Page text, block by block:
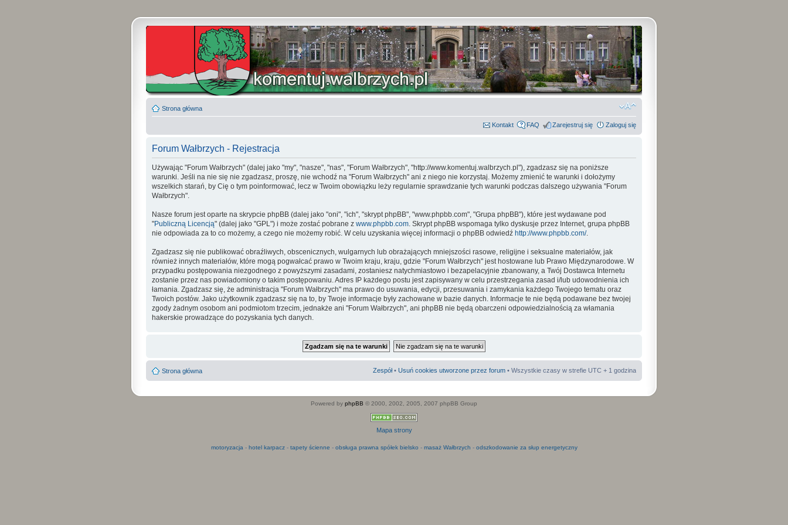
Strona główna
Kontakt FAQ Zarejestruj się Zaloguj się
Forum Wałbrzych - Rejestracja
Używając "Forum Wałbrzych" (dalej jako "my", "nasze", "nas", "Forum Wałbrzych", "http://www.komentuj.walbrzych.pl"), zgadzasz się na poniższe
warunki. Jeśli na nie się nie zgadzasz, proszę, nie wchodź na "Forum Wałbrzych" ani z niego nie korzystaj. Możemy zmienić te warunki i dołożymy
wszelkich starań, by Cię o tym poinformować, lecz w Twoim obowiązku leży regularnie sprawdzanie tych warunki podczas dalszego używania "Forum
Wałbrzych".
Nasze forum jest oparte na skrypcie phpBB (dalej jako "oni", "ich", "skrypt phpBB", "www.phpbb.com", "Grupa phpBB"), które jest wydawane pod
"Publiczną Licencją" (dalej jako "GPL") i może zostać pobrane z www.phpbb.com. Skrypt phpBB wspomaga tylko dyskusje przez Internet, grupa phpBB
nie odpowiada za to co możemy, a czego nie możemy robić. W celu uzyskania więcej informacji o phpBB odwiedź http://www.phpbb.com/.
Zgadzasz się nie publikować obraźliwych, obscenicznych, wulgarnych lub obrażających mniejszości rasowe, religijne i seksualne materiałów, jak
również innych materiałów, które mogą pogwałcać prawo w Twoim kraju, kraju, gdzie "Forum Wałbrzych" jest hostowane lub Prawo Międzynarodowe. W
przypadku postępowania niezgodnego z powyższymi zasadami, zostaniesz natychmiastowo i bezapelacyjnie zbanowany, a Twój Dostawca Internetu
zostanie przez nas powiadomiony o takim postępowaniu. Adres IP każdego postu jest zapisywany w celu przestrzegania zasad i/lub udowodnienia ich
łamania. Zgadzasz się, że administracja "Forum Wałbrzych" ma prawo do usuwania, edycji, przesuwania i zamykania każdego Twojego tematu oraz
Twoich postów. Jako użytkownik zgadzasz się na to, by Twoje informacje były zachowane w bazie danych. Informacje te nie będą podawane bez twojej
zgody żadnym osobom ani podmiotom trzecim, jednakże ani "Forum Wałbrzych", ani phpBB nie będą obarczeni odpowiedzialnością za włamania
hakerskie prowadzące do pozyskania tych danych.
Strona główna Zespół• Usuń cookies utworzone przez forum • Wszystkie czasy w strefie UTC + 1 godzina
Powered by phpBB © 2000, 2002, 2005, 2007 phpBB Group
Mapa strony
motoryzacja - hotel karpacz- tapety ścienne - obsługa prawna spółek bielsko - masaż Wałbrzych - odszkodowanie za słup energetyczny